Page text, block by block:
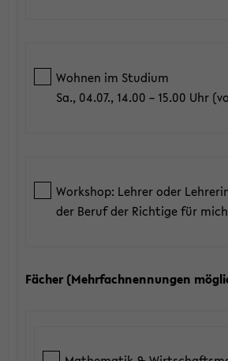
Wohnen im Studium
Sa., 04.07., 14.00 – 15.00 Uhr
Workshop: Lehrer oder
der Beruf der Richtige für
Fächer (Mehrfachnennungen